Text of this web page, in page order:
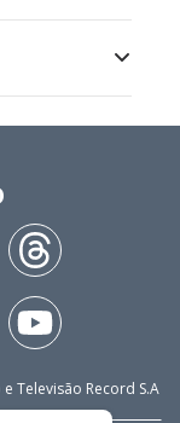
Televisão Record S.A